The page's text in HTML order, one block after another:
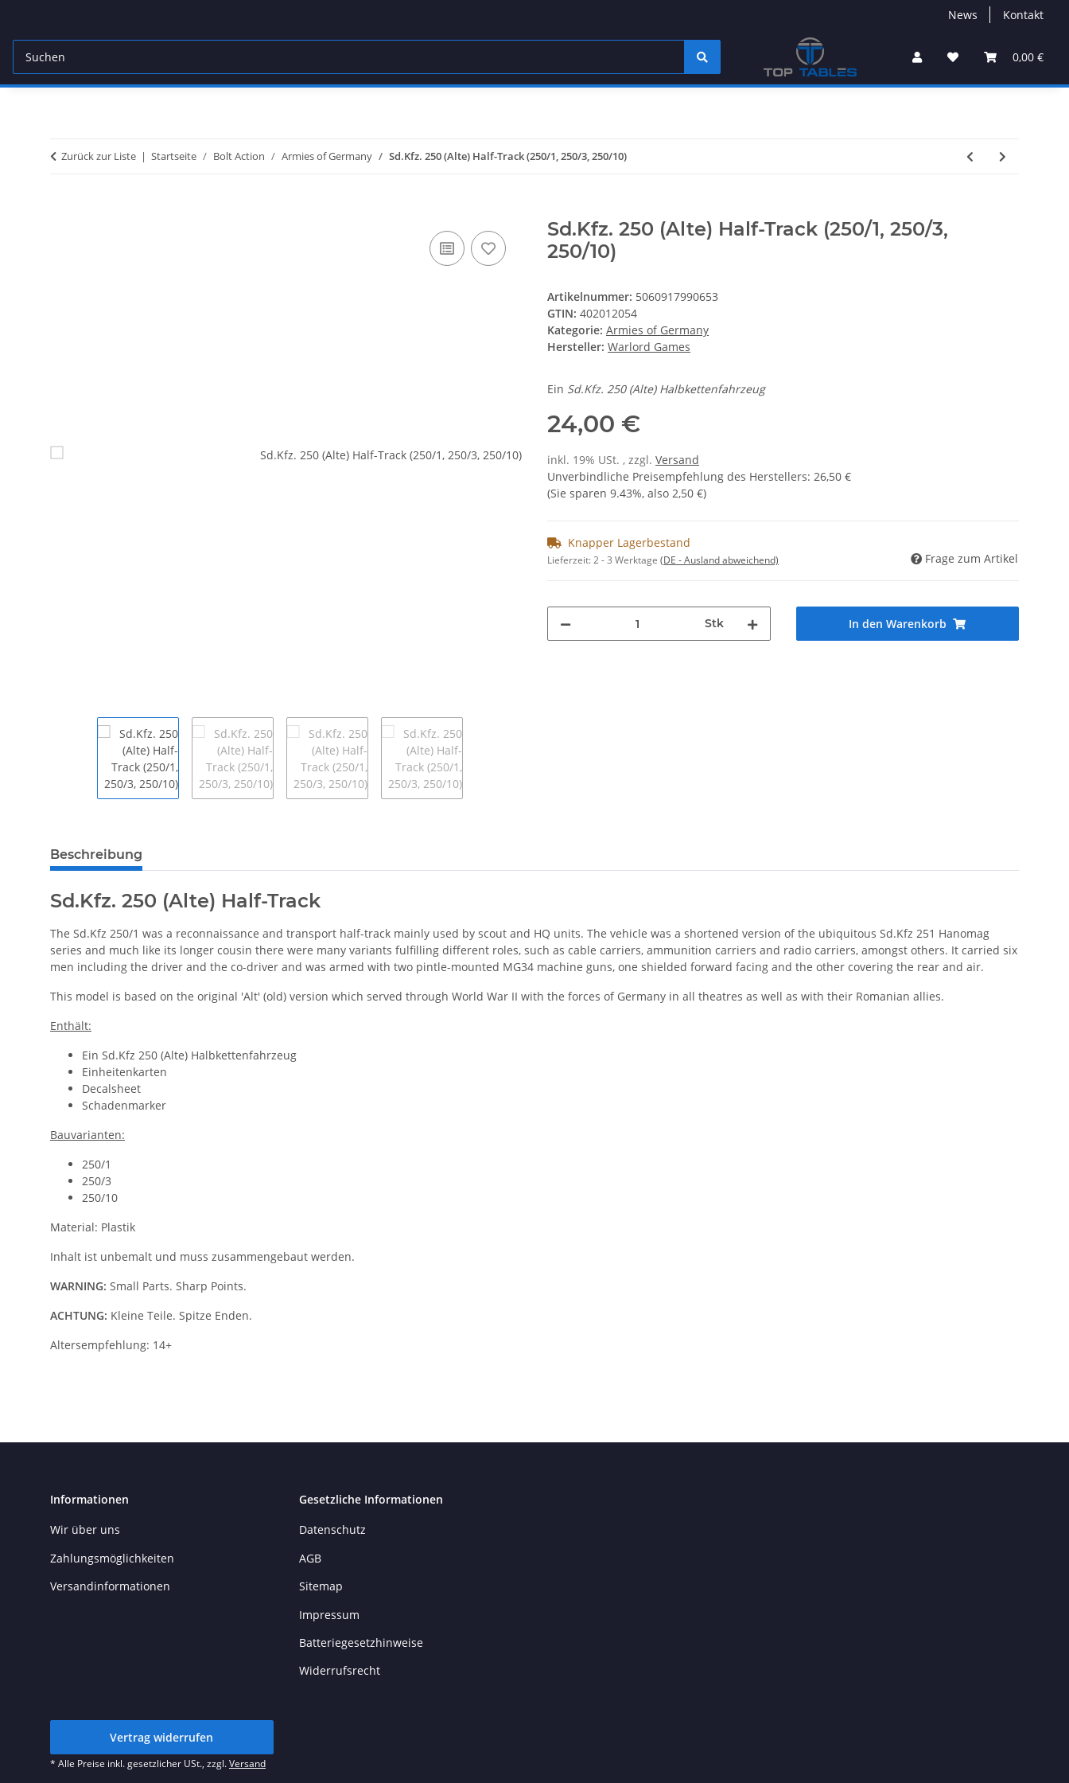
News Kontakt
0,00 €
Zurück zur Liste Startseite Bolt Action Armies of Germany Sd.Kfz. 250 (Alte) Half-Track (250/1, 250/3, 250/10)
Sd.Kfz. 250 (Alte) Half-Track (250/1, 250/3,
250/10)
Artikelnummer: 5060917990653
GTIN: 402012054
Kategorie: Armies of Germany
Hersteller: Warlord Games
Ein Sd.Kfz. 250 (Alte) Halbkettenfahrzeug
24,00 €
inkl. 19% USt. , zzgl. Versand
Unverbindliche Preisempfehlung des Herstellers: 26,50 €
(Sie sparen 9.43%, also 2,50 €)
Knapper Lagerbestand
Lieferzeit:2 - 3 Werktage (DE - Ausland abweichend) Frage zum Artikel
Stk In den Warenkorb
weitere Registerkarten anzeigen
Beschreibung
Sd.Kfz. 250 (Alte) Half-Track
The Sd.Kfz 250/1 was a reconnaissance and transport half-track mainly used by scout and HQ units. The vehicle was a shortened version of the ubiquitous Sd.Kfz 251 Hanomag
series and much like its longer cousin there were many variants fulfilling different roles, such as cable carriers, ammunition carriers and radio carriers, amongst others. It carried six
men including the driver and the co-driver and was armed with two pintle-mounted MG34 machine guns, one shielded forward facing and the other covering the rear and air.
This model is based on the original 'Alt' (old) version which served through World War II with the forces of Germany in all theatres as well as with their Romanian allies.
Enthält:
Ein Sd.Kfz 250 (Alte) Halbkettenfahrzeug
Einheitenkarten
Decalsheet
Schadenmarker
Bauvarianten:
250/1
250/3
250/10
Material: Plastik
Inhalt ist unbemalt und muss zusammengebaut werden.
WARNING: Small Parts. Sharp Points.
ACHTUNG: Kleine Teile. Spitze Enden.
Altersempfehlung: 14+
Informationen
Wir über uns
Zahlungsmöglichkeiten
Versandinformationen
Gesetzliche Informationen
Datenschutz
AGB
Sitemap
Impressum
Batteriegesetzhinweise
Widerrufsrecht
Vertrag widerrufen
* Alle Preise inkl. gesetzlicher USt., zzgl.Versand